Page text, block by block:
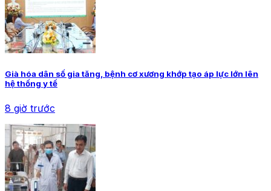
Già hóa dân số gia tăng, bệnh cơ xương khớp tạo áp lực lớn lên
hệ thống y tế
8 giờ trước